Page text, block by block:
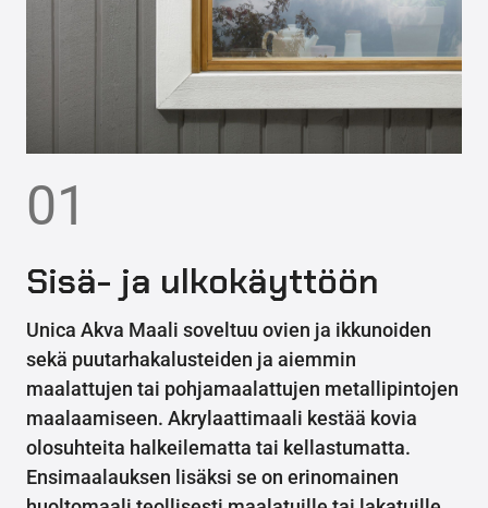
01
Sisä- ja ulkokäyttöön
Unica Akva Maali soveltuu ovien ja ikkunoiden
sekä puutarhakalusteiden ja aiemmin
maalattujen tai pohjamaalattujen metallipintojen
maalaamiseen. Akrylaattimaali kestää kovia
olosuhteita halkeilematta tai kellastumatta.
Ensimaalauksen lisäksi se on erinomainen